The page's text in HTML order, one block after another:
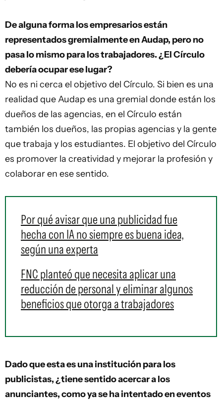
De alguna forma los empresarios están
representados gremialmente en Audap, pero no
pasa lo mismo para los trabajadores. ¿El Círculo
debería ocupar ese lugar?
No es ni cerca el objetivo del Círculo. Si bien es una
realidad que Audap es una gremial donde están los
dueños de las agencias, en el Círculo están
también los dueños, las propias agencias y la gente
que trabaja y los estudiantes. El objetivo del Círculo
es promover la creatividad y mejorar la profesión y
colaborar en ese sentido.
Por qué avisar que una publicidad fue
hecha con IA no siempre es buena idea,
según una experta
FNC planteó que necesita aplicar una
reducción de personal y eliminar algunos
beneficios que otorga a trabajadores
Dado que esta es una institución para los
publicistas, ¿tiene sentido acercar a los
anunciantes, como ya se ha intentado en eventos